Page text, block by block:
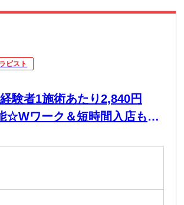
ピスト
験者1施術あたり2,840円
☆Wワーク＆短時間入店も